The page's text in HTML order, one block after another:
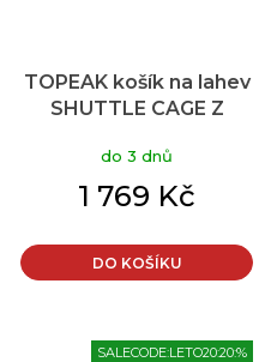
TOPEAK košík na lahev
SHUTTLE CAGE Z
do 3 dnů
1 769 Kč
DO KOŠÍKU
SALECODE:LETO20:20:%